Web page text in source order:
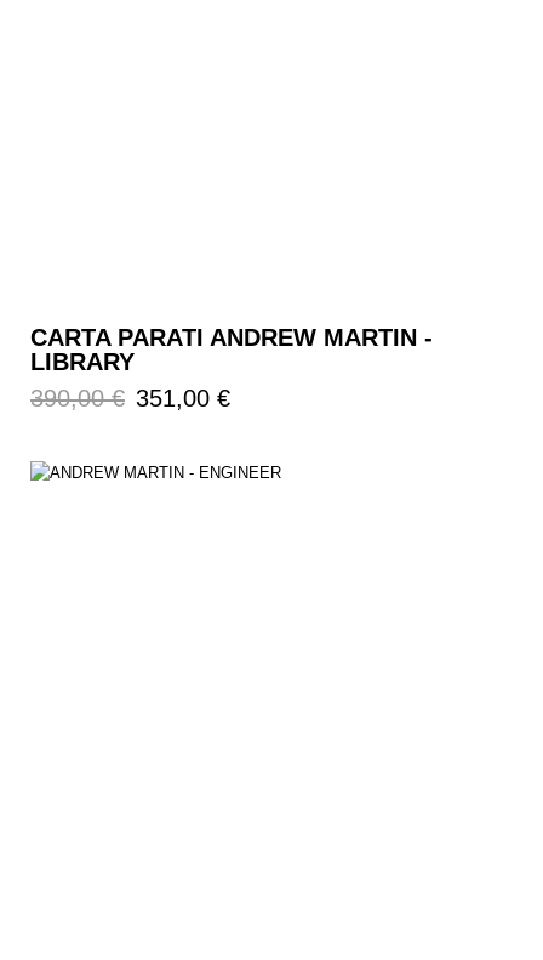
CARTA PARATI ANDREW MARTIN -
LIBRARY
Prezzo
regolare
390,00 € Prezzo
351,00 €